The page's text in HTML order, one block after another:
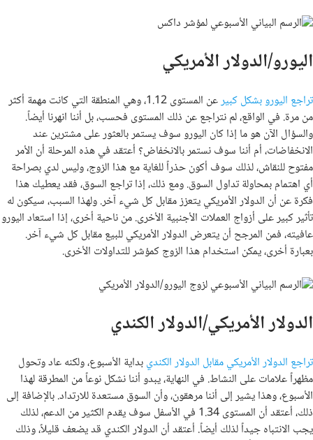
اليورو/الدولار الأمريكي
تراجع اليورو بشكل كبير
عن المستوى 1.12، وهي المنطقة التي كانت مهمة أكثر
من مرة. في الواقع، لم نتراجع عن ذلك المستوى فحسب، بل أننا انهرنا أيضاً.
والسؤال الآن هو ما إذا كان اليورو سوف يستمر بالعثور على مشترين عند
الانخفاضات، أم أننا سوف نستمر بالانخفاض؟ أعتقد في هذه المرحلة أن الأمر
مفتوح للنقاش، لذلك سوف أكون حذراً للغاية مع هذا الزوج، وليس لدي بصراحة
أي اهتمام بمحاولة تداول السوق. ومع ذلك، إذا تراجع السوق، فقد يعطيك هذا
فكرة عن أن الدولار الأمريكي يتعزز مقابل كل شيء آخر. ولهذا السبب، سيكون له
تأثير كبير على أزواج العملات الأجنبية الأخرى. من ناحية أخرى، إذا استعاد اليورو
عافيته، فمن المرجح أن يتعرض الدولار الأمريكي للبيع مقابل كل شيء آخر.
بعبارة أخرى، يمكن استخدام هذا الزوج كمؤشر للتداولات الأخرى.
الدولار الأمريكي/الدولار الكندي
تراجع الدولار الأمريكي مقابل الدولار الكنديبداية الأسبوع، ولكنه عاد وتحول
مظهراً علامات على النشاط. في النهاية، يبدو أننا نشكل نوعاً من المطرقة لهذا
الأسبوع، وهذا يشير إلى أننا مرهقون، وأن السوق مستعدة للارتداد. بالإضافة إلى
ذلك، أعتقد أن المستوى 1.34 في الأسفل سوف يقدم الكثير من الدعم، لذلك
يجب الانتباه جيداً لذلك أيضاً. أعتقد أن الدولار الكندي قد يضعف قليلاً، وذلك